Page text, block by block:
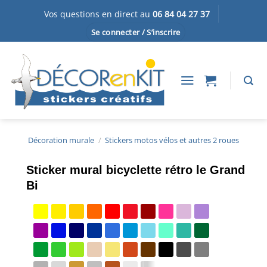
Vos questions en direct au 06 84 04 27 37
Se connecter / S’inscrire
Décoration murale / Stickers motos vélos et autres 2 roues
Sticker mural bicyclette rétro le Grand
Bi